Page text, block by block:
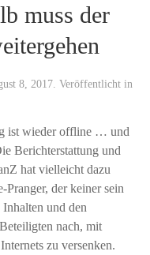
muss der
8, 2017 . Veröffentlicht in
ist wieder offline … und
Berichterstattung und
hat vielleicht dazu
Pranger, der keiner sein
und den
nach, mit
zu versenken.